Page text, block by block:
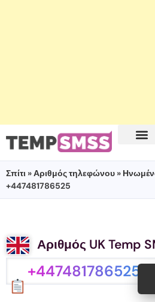
Σπίτι »Αριθμός τηλεφώνου »
+447481786525
Αριθμός UK Temp
+447481786525